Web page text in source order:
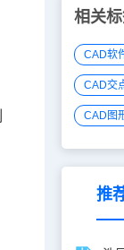
相关
CAD软
CAD交
CAD图
推